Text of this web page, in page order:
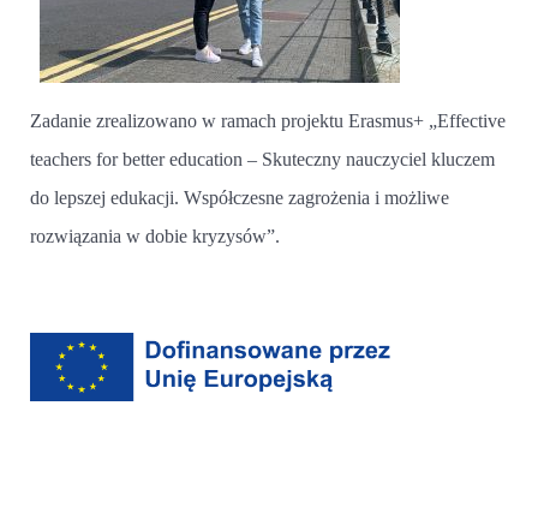
Zadanie zrealizowano w ramach projektu Erasmus+ „Effective
teachers for better education – Skuteczny nauczyciel kluczem
do lepszej edukacji. Współczesne zagrożenia i możliwe
rozwiązania w dobie kryzysów”.